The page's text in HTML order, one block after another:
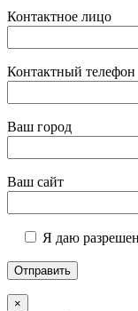
Контактное лицо
Контактный телефон
Ваш город
Ваш сайт
Я даю
×